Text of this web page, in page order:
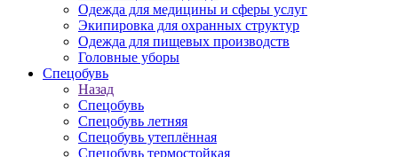
Одежда для медицины и сферы услуг
Экипировка для охранных структур
Одежда для пищевых производств
Головные уборы
Спецобувь
Назад
Спецобувь
Спецобувь летняя
Спецобувь утеплённая
Спецобувь термостойкая